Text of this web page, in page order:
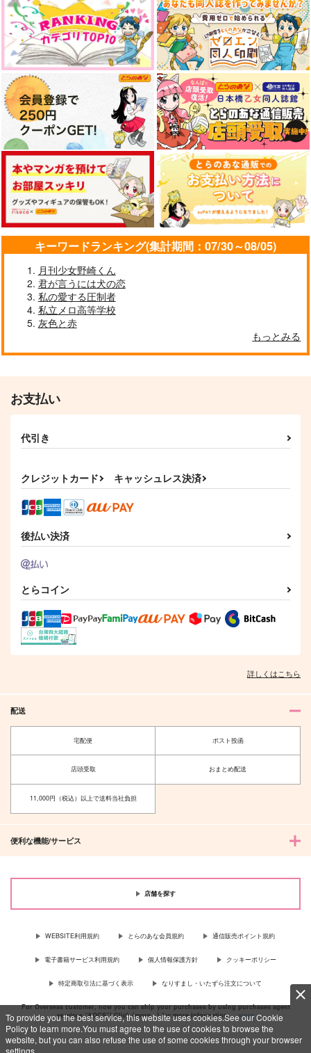
To provide you the best service, this website uses cookies.See our Cookie
Policy to learn more.You must agree to the use of cookies to browse the
website, but you can also refuse the use of some cookies through your browser
settings.
Awaken
Waltz
990円（税込）
マレウス×レオナ
サンプル
作品詳細
Present
ムゲンノート
787円（税込）
マレウス×レオナ
サンプル
作品詳細
さんぽびより
ムゲンノート
787 円（税込）
マレウス×レオナ
サンプル
作品詳細
EAT me!!
青の洞窟
作品詳細
スーパーダーリンしょ
くしゅさん
Sand,Send,Shadow
ニコ産
専売 472円（税込）
その他
マレウス×レオナ
サンプル
カート
ビジネスナカヨシ
おかず
専売 787 （税込）
その他
マレウス×レオナ
サンプル
カート
マレウスとレオナの中
身が子供になっちゃう
本
肉屋敷
専売 787円（税込）
その他
マレウス×レオナ
サンプル
カート
雪解けを待つ
マレウス×レオナ
Love,or about Love
無重力回転寿司
マレウス×レオナ
マレウス×レオナ
キーワードランキング(集計期間：07/30～08/05)
月刊少女野崎くん
君が言うには犬の恋
私の愛する圧制者
私立メロ高等学校
灰色と赤
もっとみる
お支払い
代引き
クレジットカード キャッシュレス決済
後払い決済
とらコイン
詳しくはこちら
配送
宅配便 ポスト投函
店頭受取 おまとめ配送
11,000円（税込）以上で送料当社負担
便利な機能/サービス
店舗を探す
WEBSITE利用規約 とらのあな会員規約 通信販売ポイント規約
電子書籍サービス利用規約 個人情報保護方針 クッキーポリシー
特定商取引法に基づく表示 なりすまし・いたずら注文について
For Overseas customer, now you can ship your purchases by using purchases agent
services “AOCS”! Click {more…} for more information …more